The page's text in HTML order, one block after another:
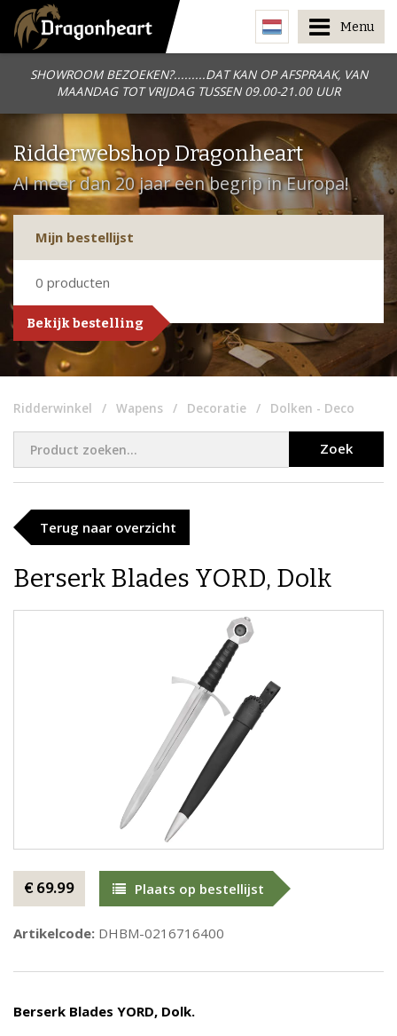
SHOWROOM BEZOEKEN?.........DAT KAN OP AFSPRAAK, VAN
MAANDAG TOT VRIJDAG TUSSEN 09.00-21.00 UUR
Menu
Ridderwebshop Dragonheart
Al meer dan 20 jaar een begrip in Europa!
Mijn bestellijst
0 producten
Bekijk bestelling
Ridderwinkel Wapens Decoratie Dolken - Deco
Zoek
Terug naar overzicht
Berserk Blades YORD, Dolk
€ 69.99 Plaats op bestellijst
Artikelcode: DHBM-0216716400
Berserk Blades YORD, Dolk.